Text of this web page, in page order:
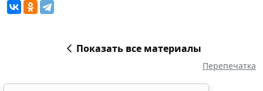
Показать все материалы
Перепечатка